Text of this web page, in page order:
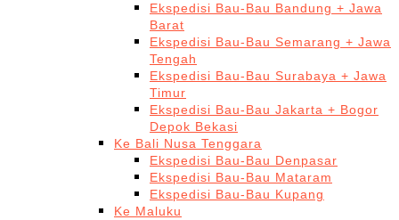
Ekspedisi Bau-Bau Bandung + Jawa
Barat
Ekspedisi Bau-Bau Semarang + Jawa
Tengah
Ekspedisi Bau-Bau Surabaya + Jawa
Timur
Ekspedisi Bau-Bau Jakarta + Bogor
Depok Bekasi
Ke Bali Nusa Tenggara
Ekspedisi Bau-Bau Denpasar
Ekspedisi Bau-Bau Mataram
Ekspedisi Bau-Bau Kupang
Ke Maluku